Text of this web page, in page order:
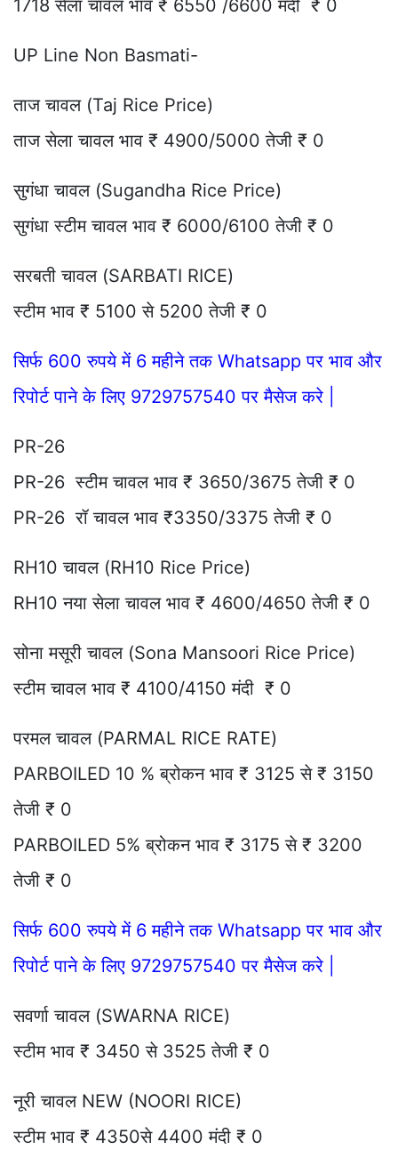
1718 सेला चावल भाव ₹ 6550 /6600 मंदी ₹ 0
UP Line Non Basmati-
ताज चावल (Taj Rice Price)
ताज सेला चावल भाव ₹ 4900/5000 तेजी ₹ 0
सुगंधा चावल (Sugandha Rice Price)
सुगंधा स्टीम चावल भाव ₹ 6000/6100 तेजी ₹ 0
सरबती चावल (SARBATI RICE)
स्टीम भाव ₹ 5100 से 5200 तेजी ₹ 0
सिर्फ 600 रुपये में 6 महीने तक Whatsapp पर भाव और
रिपोर्ट पाने के लिए 9729757540 पर मैसेज करे |
PR-26
PR-26 स्टीम चावल भाव ₹ 3650/3675 तेजी ₹ 0
PR-26 रॉ चावल भाव ₹3350/3375 तेजी ₹ 0
RH10 चावल (RH10 Rice Price)
RH10 नया सेला चावल भाव ₹ 4600/4650 तेजी ₹ 0
सोना मसूरी चावल (Sona Mansoori Rice Price)
स्टीम चावल भाव ₹ 4100/4150 मंदी ₹ 0
परमल चावल (PARMAL RICE RATE)
PARBOILED 10 % ब्रोकन भाव ₹ 3125 से ₹ 3150
तेजी ₹ 0
PARBOILED 5% ब्रोकन भाव ₹ 3175 से ₹ 3200
तेजी ₹ 0
सिर्फ 600 रुपये में 6 महीने तक Whatsapp पर भाव और
रिपोर्ट पाने के लिए 9729757540 पर मैसेज करे |
सवर्णा चावल (SWARNA RICE)
स्टीम भाव ₹ 3450 से 3525 तेजी ₹ 0
नूरी चावल NEW (NOORI RICE)
स्टीम भाव ₹ 4350से 4400 मंदी ₹ 0